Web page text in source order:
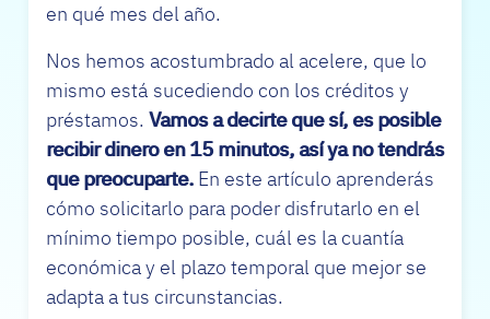
en qué mes del año.
Nos hemos acostumbrado al acelere, que lo
mismo está sucediendo con los créditos y
préstamos. Vamos a decirte que sí, es posible
recibir dinero en 15 minutos, así ya no tendrás
que preocuparte. En este artículo aprenderás
cómo solicitarlo para poder disfrutarlo en el
mínimo tiempo posible, cuál es la cuantía
económica y el plazo temporal que mejor se
adapta a tus circunstancias.